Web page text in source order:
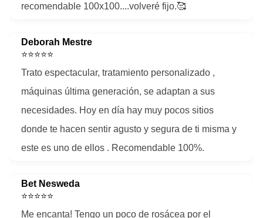
recomendable 100x100....volveré fijo.🥰
Deborah Mestre
⭐⭐⭐⭐⭐
Trato espectacular, tratamiento personalizado ,
máquinas última generación, se adaptan a sus
necesidades. Hoy en día hay muy pocos sitios
donde te hacen sentir agusto y segura de ti misma y
este es uno de ellos . Recomendable 100%.
Bet Nesweda
⭐⭐⭐⭐⭐
Me encanta! Tengo un poco de rosácea por el